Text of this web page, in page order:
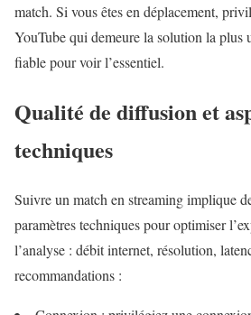
match. Si vous êtes en déplacement,
YouTube qui demeure la solution la plus
fiable pour voir l’essentiel.
Qualité de diffusion et
techniques
Suivre un match en streaming implique
paramètres techniques pour optimiser
l’analyse : débit internet, résolution,
recommandations :